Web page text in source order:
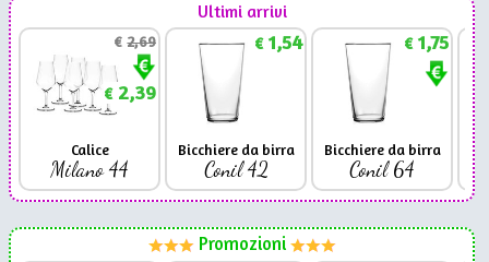
Ultimi arrivi
€2,69
€2,39
Calice
Milano 44
€1,54
Bicchiere da birra
Conil 42
€1,75
Bicchiere da birra
Conil 64
Promozioni